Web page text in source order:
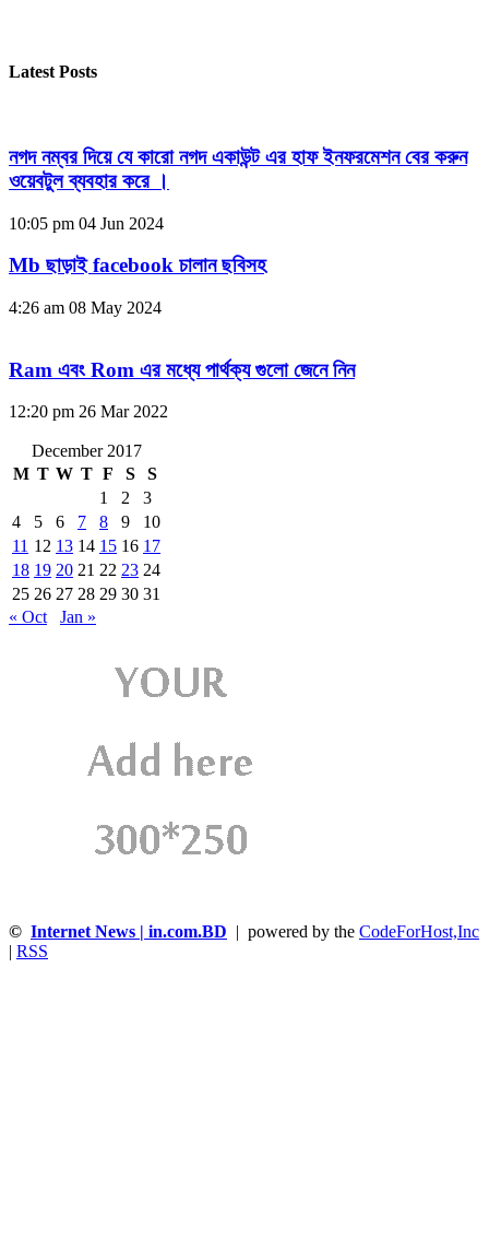
Latest Posts
নগদ নম্বর দিয়ে যে কারো নগদ একাউন্ট এর হাফ ইনফরমেশন বের করুন
ওয়েবটুল ব্যবহার করে ।
10:05 pm 04 Jun 2024
Mb ছাড়াই facebook চালান ছবিসহ
4:26 am 08 May 2024
Ram এবং Rom এর মধ্যে পার্থক্য গুলো জেনে নিন
12:20 pm 26 Mar 2022
December 2017
M T W T F S
S
1
2
3
4
5 6 7 8 9
10
11 12 13 14 15 16 17
18 19 20 21 22 23 24
25 26 27 28 29 30 31
« Oct
Jan »
© Internet News | in.com.BD | powered by the CodeForHost,Inc
RSS